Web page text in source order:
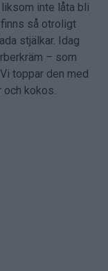
liksom inte låta bli
så otroligt
stjälkar. Idag
– som
toppar den med
och kokos.